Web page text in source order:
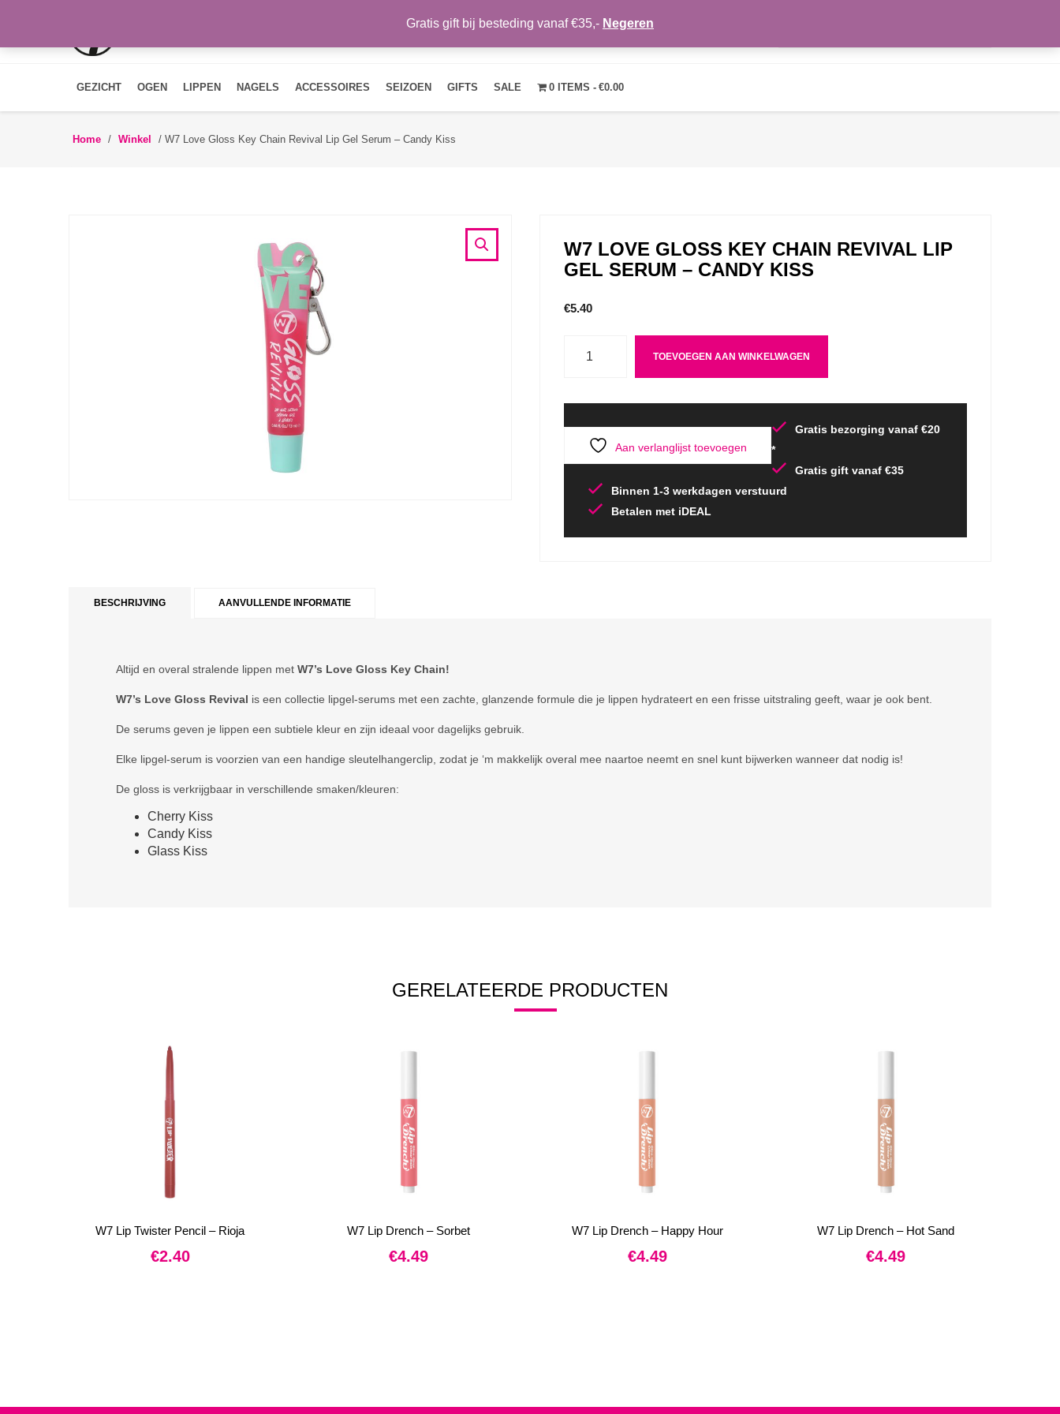
OVER ONS NIEUWS CONTACT MIJN ACCOUNT
GEZICHT OGEN LIPPEN NAGELS ACCESSOIRES SEIZOEN GIFTS SALE 0 ITEMS €0.00
Home / Winkel / W7 Love Gloss Key Chain Revival Lip Gel Serum – Candy Kiss
W7 LOVE GLOSS KEY CHAIN REVIVAL LIP
GEL SERUM – CANDY KISS
€5.40
TOEVOEGEN AAN WINKELWAGEN
Aan verlanglijst toevoegen
Gratis bezorging vanaf €20
*
Gratis gift vanaf €35
Binnen 1-3 werkdagen verstuurd
Betalen met iDEAL
BESCHRIJVING AANVULLENDE INFORMATIE
Altijd en overal stralende lippen met W7’s Love Gloss Key Chain!
W7’s Love Gloss Revival is een collectie lipgel-serums met een zachte, glanzende formule die je lippen hydrateert en een frisse uitstraling geeft, waar je ook bent.
De serums geven je lippen een subtiele kleur en zijn ideaal voor dagelijks gebruik.
Elke lipgel-serum is voorzien van een handige sleutelhangerclip, zodat je ‘m makkelijk overal mee naartoe neemt en snel kunt bijwerken wanneer dat nodig is!
De gloss is verkrijgbaar in verschillende smaken/kleuren:
Cherry Kiss
Candy Kiss
Glass Kiss
GERELATEERDE PRODUCTEN
W7 Lip Twister Pencil – Rioja
€2.40
W7 Lip Drench – Sorbet
€4.49
W7 Lip Drench – Happy Hour
€4.49
W7 Lip Drench – Hot Sand
€4.49
Gratis gift bij besteding vanaf €35,- Negeren